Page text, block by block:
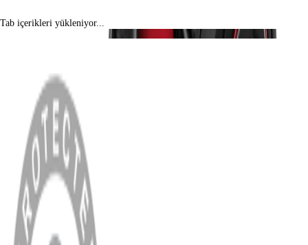
Tab içerikleri yükleniyor...
MENÜ
Anasayfa
Hakkımızda
Blog
MÜŞTERİ HİZMETLERİ
Hesabım
Sipariş Sorgulama
Banka Hesap Bilgileri